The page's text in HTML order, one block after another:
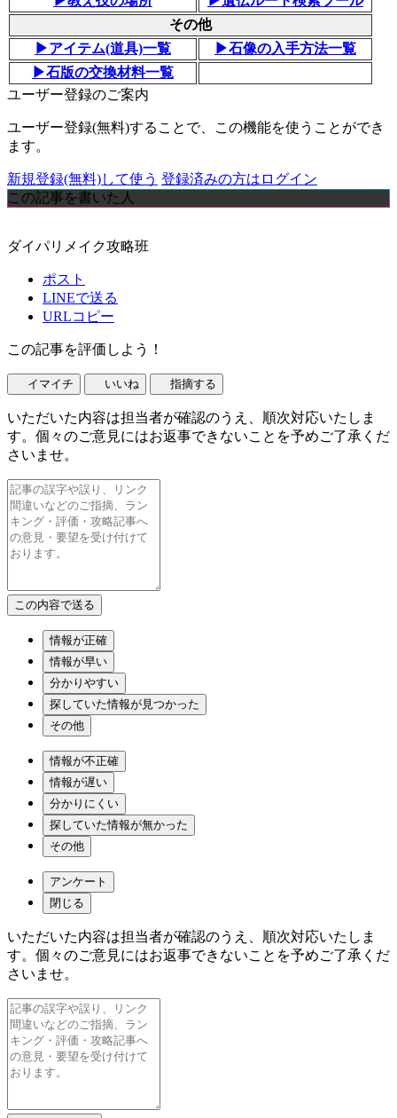
その他
▶アイテム(道具)一覧
▶石像の入手方法一覧
▶石版の交換材料一覧
ユーザー登録のご案内
ユーザー登録(無料)することで、この機能を使うことができ
ます。
新規登録(無料)して使う 登録済みの方はログイン
この記事を書いた人
ダイパリメイク攻略班
ポスト
LINEで送る
URLコピー
この記事を評価しよう！
イマイチ いいね 指摘する
いただいた内容は担当者が確認のうえ、順次対応いたしま
す。個々のご意見にはお返事できないことを予めご了承くだ
さいませ。
情報が正確
情報が早い
分かりやすい
探していた情報が見つかった
その他
情報が不正確
情報が遅い
分かりにくい
探していた情報が無かった
その他
アンケート
閉じる
いただいた内容は担当者が確認のうえ、順次対応いたしま
す。個々のご意見にはお返事できないことを予めご了承くだ
さいませ。